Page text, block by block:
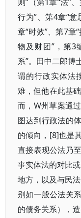
行为”、第4章“意
章“时效”、第7章
物及财团”，第3
系”。田中二郎博
谓的行政实体法
难，但他在此基
而，W州草案通
图达到行政法的
的倾向，[8]也是
直接表现公法乃
事实体法的对比
地方，以及与民
别如一般公法关
的债务关系），